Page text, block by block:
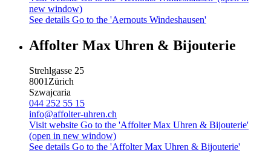
new window)
See details Go to the 'Aernouts Windeshausen'
Affolter Max Uhren & Bijouterie
Strehlgasse 25
8001Zürich
Szwajcaria
044 252 55 15
info@affolter-uhren.ch
Visit website Go to the 'Affolter Max Uhren & Bijouterie'
(open in new window)
See details Go to the 'Affolter Max Uhren & Bijouterie'